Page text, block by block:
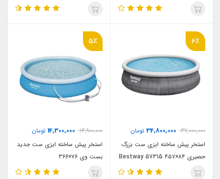
۲۰۲۶
6٪
37,000,000
34,800,000 تومان
استخر پیش ساخته ایزی ست بزرگ
حصیری ۸۴×۴۵۷ Bestway 57315
5٪
14,900,000
14,300,000 تومان
استخر پیش ساخته ایزی ست جدید
بست وی ۷۶×۳۶۶